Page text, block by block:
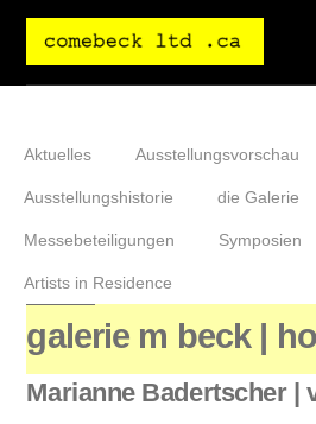
Aktuelles Ausstellungsvorschau
Ausstellungshistorie die Galerie
Messebeteiligungen Symposien
Artists in Residence
galerie m beck |
Marianne Badertscher |